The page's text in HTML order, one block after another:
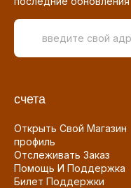
счета
Открыть Свой Магазин
профиль
Отслеживать Заказ
Помощь И Поддержка
Билет Поддержки